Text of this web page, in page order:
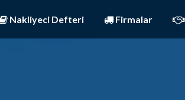
Nakliyeci Defteri Firmalar